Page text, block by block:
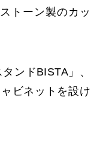
トーン製のカッ
ンドBISTA」、
ビネットを設け